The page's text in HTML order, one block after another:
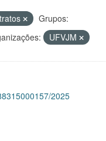
Grupos:
UFVJM
2025